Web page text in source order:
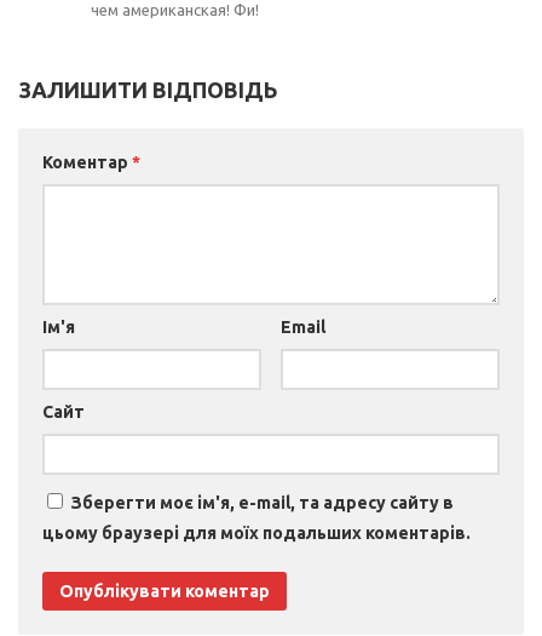
чем американская! Фи!
ЗАЛИШИТИ ВІДПОВІДЬ
Коментар *
Ім'я Email
Сайт
Зберегти моє ім'я, e-mail, та адресу сайту в
цьому браузері для моїх подальших коментарів.